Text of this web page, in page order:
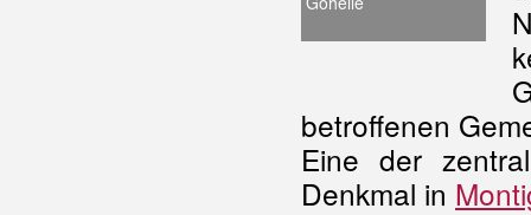
betroffenen
Eine der
Denkmal in